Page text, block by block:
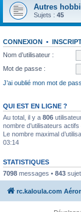
Autres
Sujets : 45
CONNEXION •
Nom d’utilisateur :
Mot de passe :
J’ai oublié mon mot de
QUI EST EN LIGNE ?
Au total, il y a 806
nombre d’utilisateurs
Le nombre maximal
03:14
STATISTIQUES
7098 messages • 843
rc.kaloula.com